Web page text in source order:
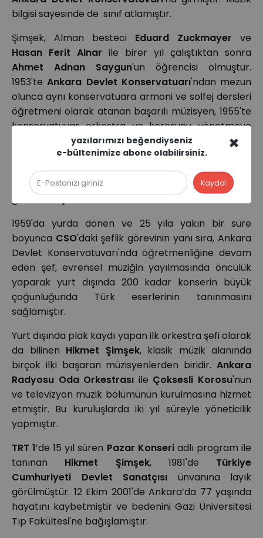
bilgisi sayesinde de sınıf atlamıştır.
Şimşek, Alman besteci Eduard Zuckmayer ve
Hasan Ferit Alnar ile birer yıl çalıştıktan sonra
Ahmet Adnan Saygun'un öğrencisi olmuştur.
1953'teAnkara Devlet Konservatuarı'ndan mezun
olunca aynı konservatuara armoni ve solfej dersleri
öğretmeni olarak atanan başarılı müzisyen, 1955'te
konservatuvar orkestra ve korosunu yönetmeye
başlayarak şefliğe ilk adımını atmıştır. Sonrasında
Cumhurbaşkanlığı Senfoni Orkestrası
başarılı bir şekilde yönetince dikkatleri üzerine
çeken Şimşek, 1956'da yurt dışına kursa
gönderilmiştir.
1959'da yurda dönen ve 25 yıla yakın bir süre
boyunca CSO'daki şeflik görevinin yanı sıra, Ankara
Devlet Konservatuvarı'nda öğretmenliğine devam
eden şef, evrensel müziğin yayılmasında öncülük
yaparak yurt dışında 200 kadar konserin büyük
çoğunluğunda Türk eserlerinin tanınmasını
sağlamıştır.
Yurt dışında plak kaydı yapan ilk orkestra şefi olarak
da bilinen Hikmet Şimşek, klasik müzik alanında
birçok ilki başaran müzisyenlerden biridir. Ankara
Radyosu Oda Orkestrası ile Çoksesli Korosu'nun
ve televizyon müzik bölümünün kurulmasına hizmet
etmiştir. Bu kuruluşlarda iki yıl süreyle yöneticilik
yapmıştır.
TRT 1’de 15 yıl süren Pazar Konseriadlı program ile
tanınan Hikmet Şimşek, 1981'de Türkiye
Cumhuriyeti Devlet Sanatçısı ünvanına layık
görülmüştür. 12 Ekim 2001'de Ankara’da 77 yaşında
hayatını kaybetmiştir ve bedenini Gazi Üniversitesi
Tıp Fakültesi'ne bağışlamıştır.
×
yazılarımızı beğendiyseniz
e-bültenimize abone olabilirsiniz.